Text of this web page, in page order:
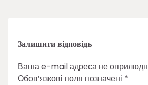
Залишити відповідь
Ваша e-mail адреса не
Обов’язкові поля позначені *